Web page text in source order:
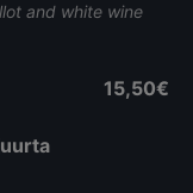
and white wine
15,50€